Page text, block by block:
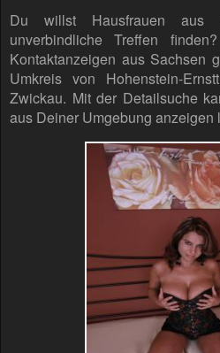
Du willst Hausfrauen aus
unverbindliche Treffen
Kontaktanzeigen aus Sachsen
Umkreis von Hohenstein-
Zwickau. Mit der Detailsuche
aus Deiner Umgebung anzeigen